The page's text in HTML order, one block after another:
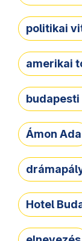
politikai
amerikai
Ámon Ada
Hotel